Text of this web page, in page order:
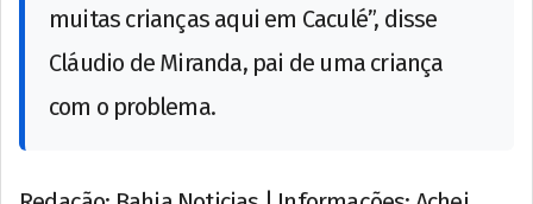
muitas crianças aqui em Caculé”, disse
Cláudio de Miranda, pai de uma criança
com o problema.